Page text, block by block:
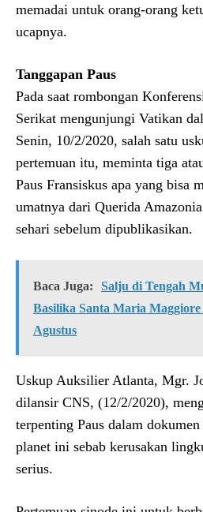
memadai untuk orang-orang
ucapnya.
Tanggapan Paus
Pada saat rombongan
Serikat mengunjungi Vatikan
Senin, 10/2/2020, salah satu
pertemuan itu, meminta tiga
Paus Fransiskus apa yang bisa
umatnya dari Querida
sehari sebelum dipublikasikan.
Baca Juga:
Salju di Tengah
Basilika Santa Maria
Agustus
Uskup Auksilier Atlanta, Mgr.
dilansir CNS, (12/2/2020),
terpenting Paus dalam
planet ini sebab kerusakan
serius.